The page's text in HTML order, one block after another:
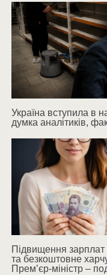
Україна вступила в
думка аналітиків,
Підвищення зарплат
та безкоштовне
Прем’єр-міністр –